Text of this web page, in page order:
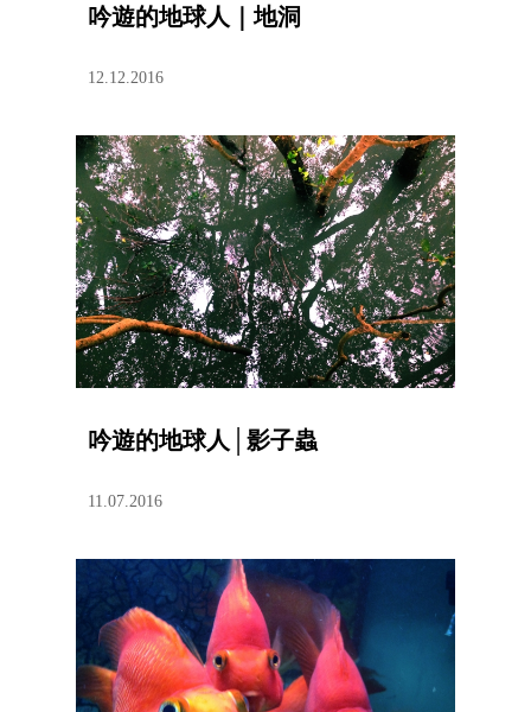
吟遊的地球人｜地洞
12.12.2016
吟遊的地球人│影子蟲
11.07.2016